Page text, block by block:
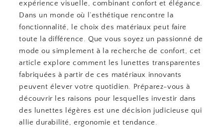
expérience visuelle, combinant confort et élégance.
Dans un monde où l’esthétique rencontre la
fonctionnalité, le choix des matériaux peut faire
toute la différence. Que vous soyez un passionné de
mode ou simplement à la recherche de confort, cet
article explore comment les lunettes transparentes
fabriquées à partir de ces matériaux innovants
peuvent élever votre quotidien. Préparez-vous à
découvrir les raisons pour lesquelles investir dans
des lunettes légères est une décision judicieuse qui
allie durabilité, ergonomie et tendance.